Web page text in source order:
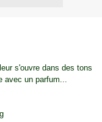
s'ouvre dans des tons
avec un parfum...